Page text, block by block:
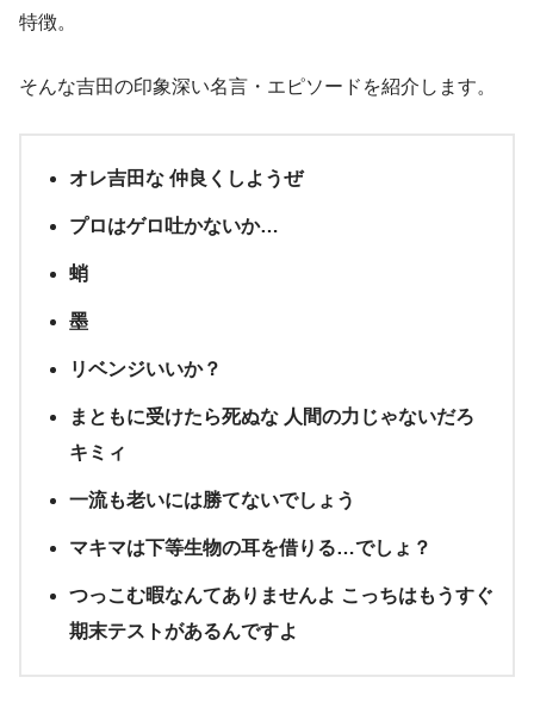
特徴。
そんな吉田の印象深い名言・エピソードを紹介します。
オレ吉田な 仲良くしようぜ
プロはゲロ吐かないか…
蛸
墨
リベンジいいか？
まともに受けたら死ぬな 人間の力じゃないだろ
キミィ
一流も老いには勝てないでしょう
マキマは下等生物の耳を借りる…でしょ？
つっこむ暇なんてありませんよ こっちはもうすぐ
期末テストがあるんですよ